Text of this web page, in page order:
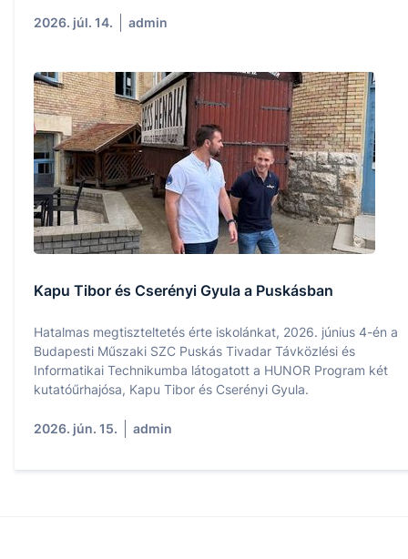
2026. júl. 14. admin
Kapu Tibor és Cserényi Gyula a Puskásban
Hatalmas megtiszteltetés érte iskolánkat, 2026. június 4-én a
Budapesti Műszaki SZC Puskás Tivadar Távközlési és
Informatikai Technikumba látogatott a HUNOR Program két
kutatóűrhajósa, Kapu Tibor és Cserényi Gyula.
2026. jún. 15. admin